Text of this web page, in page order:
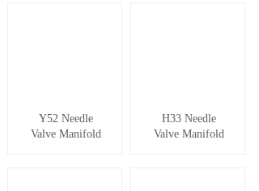
Y52 Needle
Valve Manifold
H33 Needle
Valve Manifold